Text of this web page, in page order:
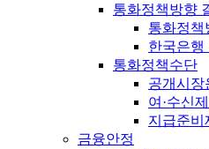
통화정책방향
통화정책
한국은행
통화정책수단
공개시장
여·수신
지급준비
금융안정